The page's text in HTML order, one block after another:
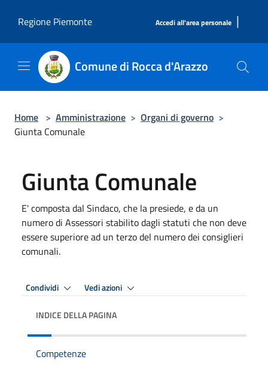
Regione Piemonte
Accedi all'area personale |
Comune di Rocca d'Arazzo
Home > Amministrazione > Organi di governo >
Giunta Comunale
Giunta Comunale
E' composta dal Sindaco, che la presiede, e da un
numero di Assessori stabilito dagli statuti che non deve
essere superiore ad un terzo del numero dei consiglieri
comunali.
Condividi Vedi azioni
INDICE DELLA PAGINA
Competenze